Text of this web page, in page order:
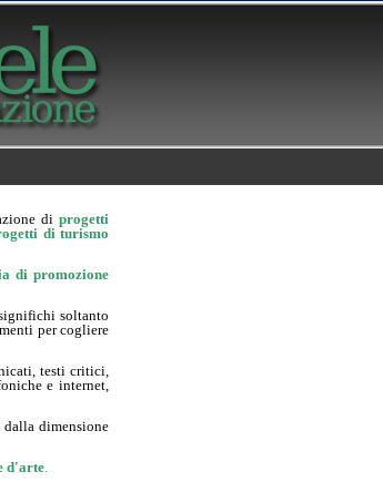
diprogetti
di turismo
di promozione
soltanto
per cogliere
testi critici,
e internet,
dimensione
d'arte.